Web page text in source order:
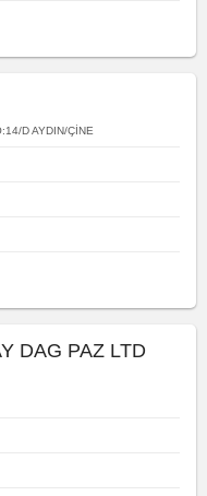
D AYDIN/ÇİNE
DAG PAZ LTD